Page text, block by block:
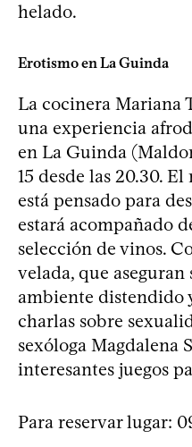
helado.
Erotismo en La Guinda
La cocinera Mariana
una experiencia
en La Guinda
15 desde las 20.30.
está pensado para
estará acompañado
selección de vinos.
velada, que aseguran
ambiente distendido
charlas sobre
sexóloga Magdalena
interesantes juegos
Para reservar lugar: